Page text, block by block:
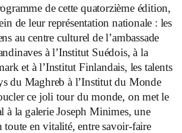
de cette quatorzième édition,
de leur représentation nationale : les
au centre culturel de l’ambassade
à l’Institut Suédois, à la
et à l’Institut Finlandais, les talents
du Maghreb à l’Institut du Monde
ce joli tour du monde, on met le
à la galerie Joseph Minimes, une
toute en vitalité, entre savoir-faire